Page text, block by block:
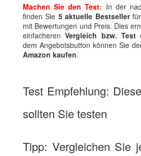
Machen Sie den Test: In der
finden Sie 5 aktuelle Bestsellerfür
mit Bewertungen und Preis. Dies
einfacherenVergleich bzw. Test
dem Angebotsbutton können Sie
Amazon kaufen.
Test Empfehlung:
sollten Sie testen
Tipp: Vergleichen Sie